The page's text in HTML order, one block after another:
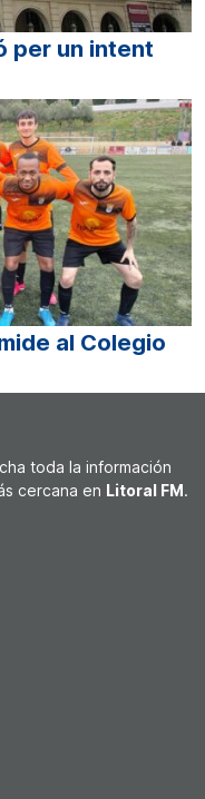
per un intent
al Colegio
toda la información
cercana en Litoral FM.